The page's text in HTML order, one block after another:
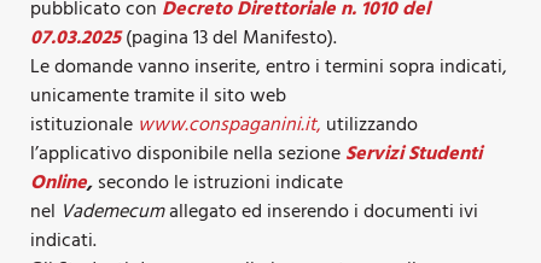
pubblicato con Decreto Direttoriale n. 1010 del
07.03.2025(pagina 13 del Manifesto).
Le domande vanno inserite, entro i termini sopra indicati,
unicamente tramite il sito web
istituzionale www.conspaganini.it, utilizzando
l’applicativo disponibile nella sezioneServizi Studenti
Online,secondo le istruzioni indicate
nel Vademecumallegato ed inserendo i documenti ivi
indicati.